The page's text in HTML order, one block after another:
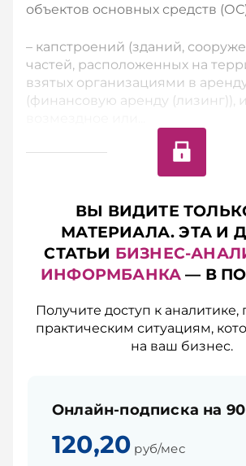
объектов основных средств
– капстроений (зданий,
частей, расположенных на
взятых организациями в
(финансовую аренду (лизинг)),
ВЫ ВИДИТЕ
МАТЕРИАЛА. ЭТА И
СТАТЬИ БИЗНЕС-
ИНФОРМБАНКА — В
Получите доступ к аналитике,
практическим ситуациям,
на ваш бизнес.
Онлайн-подписка на
120,20 руб/мес